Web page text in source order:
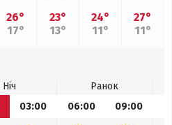
26°
17°
23°
13°
24°
11°
27°
11°
Ніч
Ранок
03:00 06:00 09:00